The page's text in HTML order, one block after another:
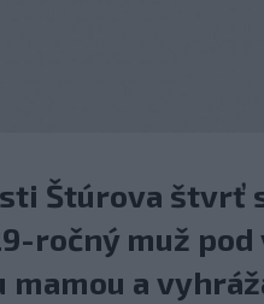
Štúrova štvrť
ročný muž
a